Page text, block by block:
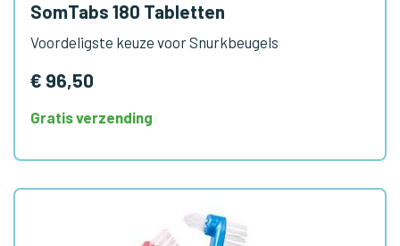
SomTabs 180 Tabletten
Voordeligste keuze voor Snurkbeugels
€ 96,50
Gratis verzending